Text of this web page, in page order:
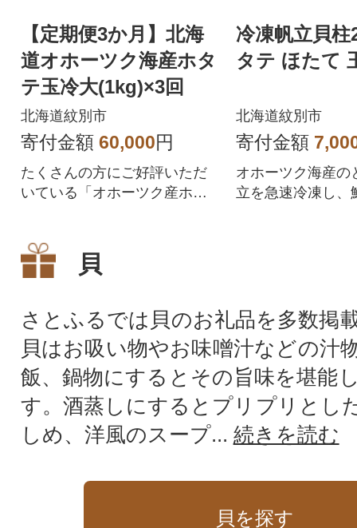
【定期便3か月】北海
道オホーツク海産ホタ
テ玉冷大(1kg)×3回
北海道紋別市
寄付金額 60,000円
たくさんの方にご好評いただ
いている「オホーツク産ホタ
の翌月から3か月連続でお送り
いたします。お刺身・フラ
ネ等さまざまな料理に使用出
来ます。オホーツク産のホタ
テは、北海道内でも稚貝(一年
貝)
冷凍帆立貝
タテ ほたて
北海道紋別市
寄付金額
オホーツク海産の
立を急速冷凍し、
す。※地撒き養殖
に砂・殻等が付着
いる事があります
ださい。
貝
さとふるでは貝のお礼品を多数掲
貝はお吸い物やお味噌汁などの汁
飯、鍋物にするとその旨味を堪能
す。酒蒸しにするとプリプリとし
しめ、洋風のスープ... 続きを読む
貝を探す